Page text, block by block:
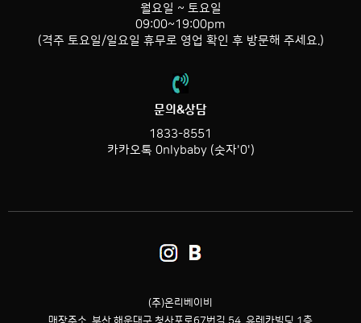
월요일 ~ 토요일
09:00~19:00pm
(격주 토요일/일요일 휴무로 영업 확인 후 방문해 주세요.)
문의&상담
1833-8551
카카오톡 0nlybaby (숫자'0')
(주)온리베이비
매장주소. 부산 해운대구 청사포로67번길 54, 유레카빌딩 1층